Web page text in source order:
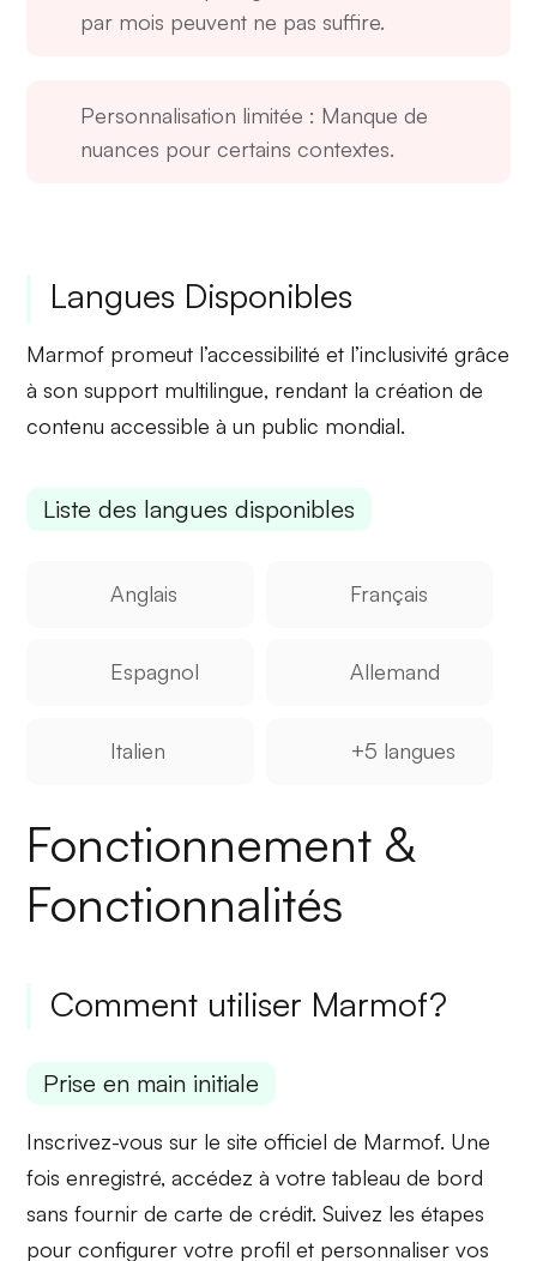
par mois peuvent ne pas suffire.
Personnalisation limitée : Manque de
nuances pour certains contextes.
Langues Disponibles
Marmof promeut l’accessibilité et l’inclusivité grâce
à sonsupport multilingue, rendant la création de
contenu accessible à un public mondial.
Liste des langues disponibles
Anglais Français
Espagnol Allemand
Italien +5 langues
Fonctionnement &
Fonctionnalités
Comment utiliser Marmof?
Prise en main initiale
Inscrivez-vous sur le site officiel de Marmof. Une
fois enregistré, accédez à votretableau de bord
sans fournir de carte de crédit. Suivez les étapes
pour configurer votre profil et personnaliser vos